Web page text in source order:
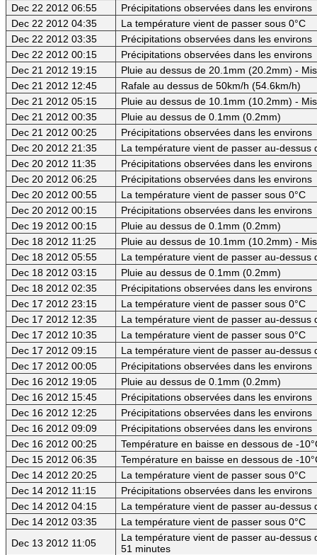
Dec 22 2012 06:55
Précipitations observées dans les environs
Dec 22 2012 04:35
La température vient de passer sous 0°C
Dec 22 2012 03:35
Précipitations observées dans les environs
Dec 22 2012 00:15
Précipitations observées dans les environs
Dec 21 2012 19:15
Pluie au dessus de 20.1mm (20.2mm) -
Dec 21 2012 12:45
Rafale au dessus de 50km/h (54.6km/h)
Dec 21 2012 05:15
Pluie au dessus de 10.1mm (10.2mm) -
Dec 21 2012 00:35
Pluie au dessus de 0.1mm (0.2mm)
Dec 21 2012 00:25
Précipitations observées dans les environs
Dec 20 2012 21:35
La température vient de passer au-
Dec 20 2012 11:35
Précipitations observées dans les environs
Dec 20 2012 06:25
Précipitations observées dans les environs
Dec 20 2012 00:55
La température vient de passer sous 0°C
Dec 20 2012 00:15
Précipitations observées dans les environs
Dec 19 2012 00:15
Pluie au dessus de 0.1mm (0.2mm)
Dec 18 2012 11:25
Pluie au dessus de 10.1mm (10.2mm) -
Dec 18 2012 05:55
La température vient de passer au-
Dec 18 2012 03:15
Pluie au dessus de 0.1mm (0.2mm)
Dec 18 2012 02:35
Précipitations observées dans les environs
Dec 17 2012 23:15
La température vient de passer sous 0°C
Dec 17 2012 12:35
La température vient de passer au-
Dec 17 2012 10:35
La température vient de passer sous 0°C
Dec 17 2012 09:15
La température vient de passer au-
Dec 17 2012 00:05
Précipitations observées dans les environs
Dec 16 2012 19:05
Pluie au dessus de 0.1mm (0.2mm)
Dec 16 2012 15:45
Précipitations observées dans les environs
Dec 16 2012 12:25
Précipitations observées dans les environs
Dec 16 2012 09:09
Précipitations observées dans les environs
Dec 16 2012 00:25
Température en baisse en dessous de -
Dec 15 2012 06:35
Température en baisse en dessous de -
Dec 14 2012 20:25
La température vient de passer sous 0°C
Dec 14 2012 11:15
Précipitations observées dans les environs
Dec 14 2012 04:15
La température vient de passer au-
Dec 14 2012 03:35
La température vient de passer sous 0°C
Dec 13 2012 11:05
La température vient de passer au-
51 minutes